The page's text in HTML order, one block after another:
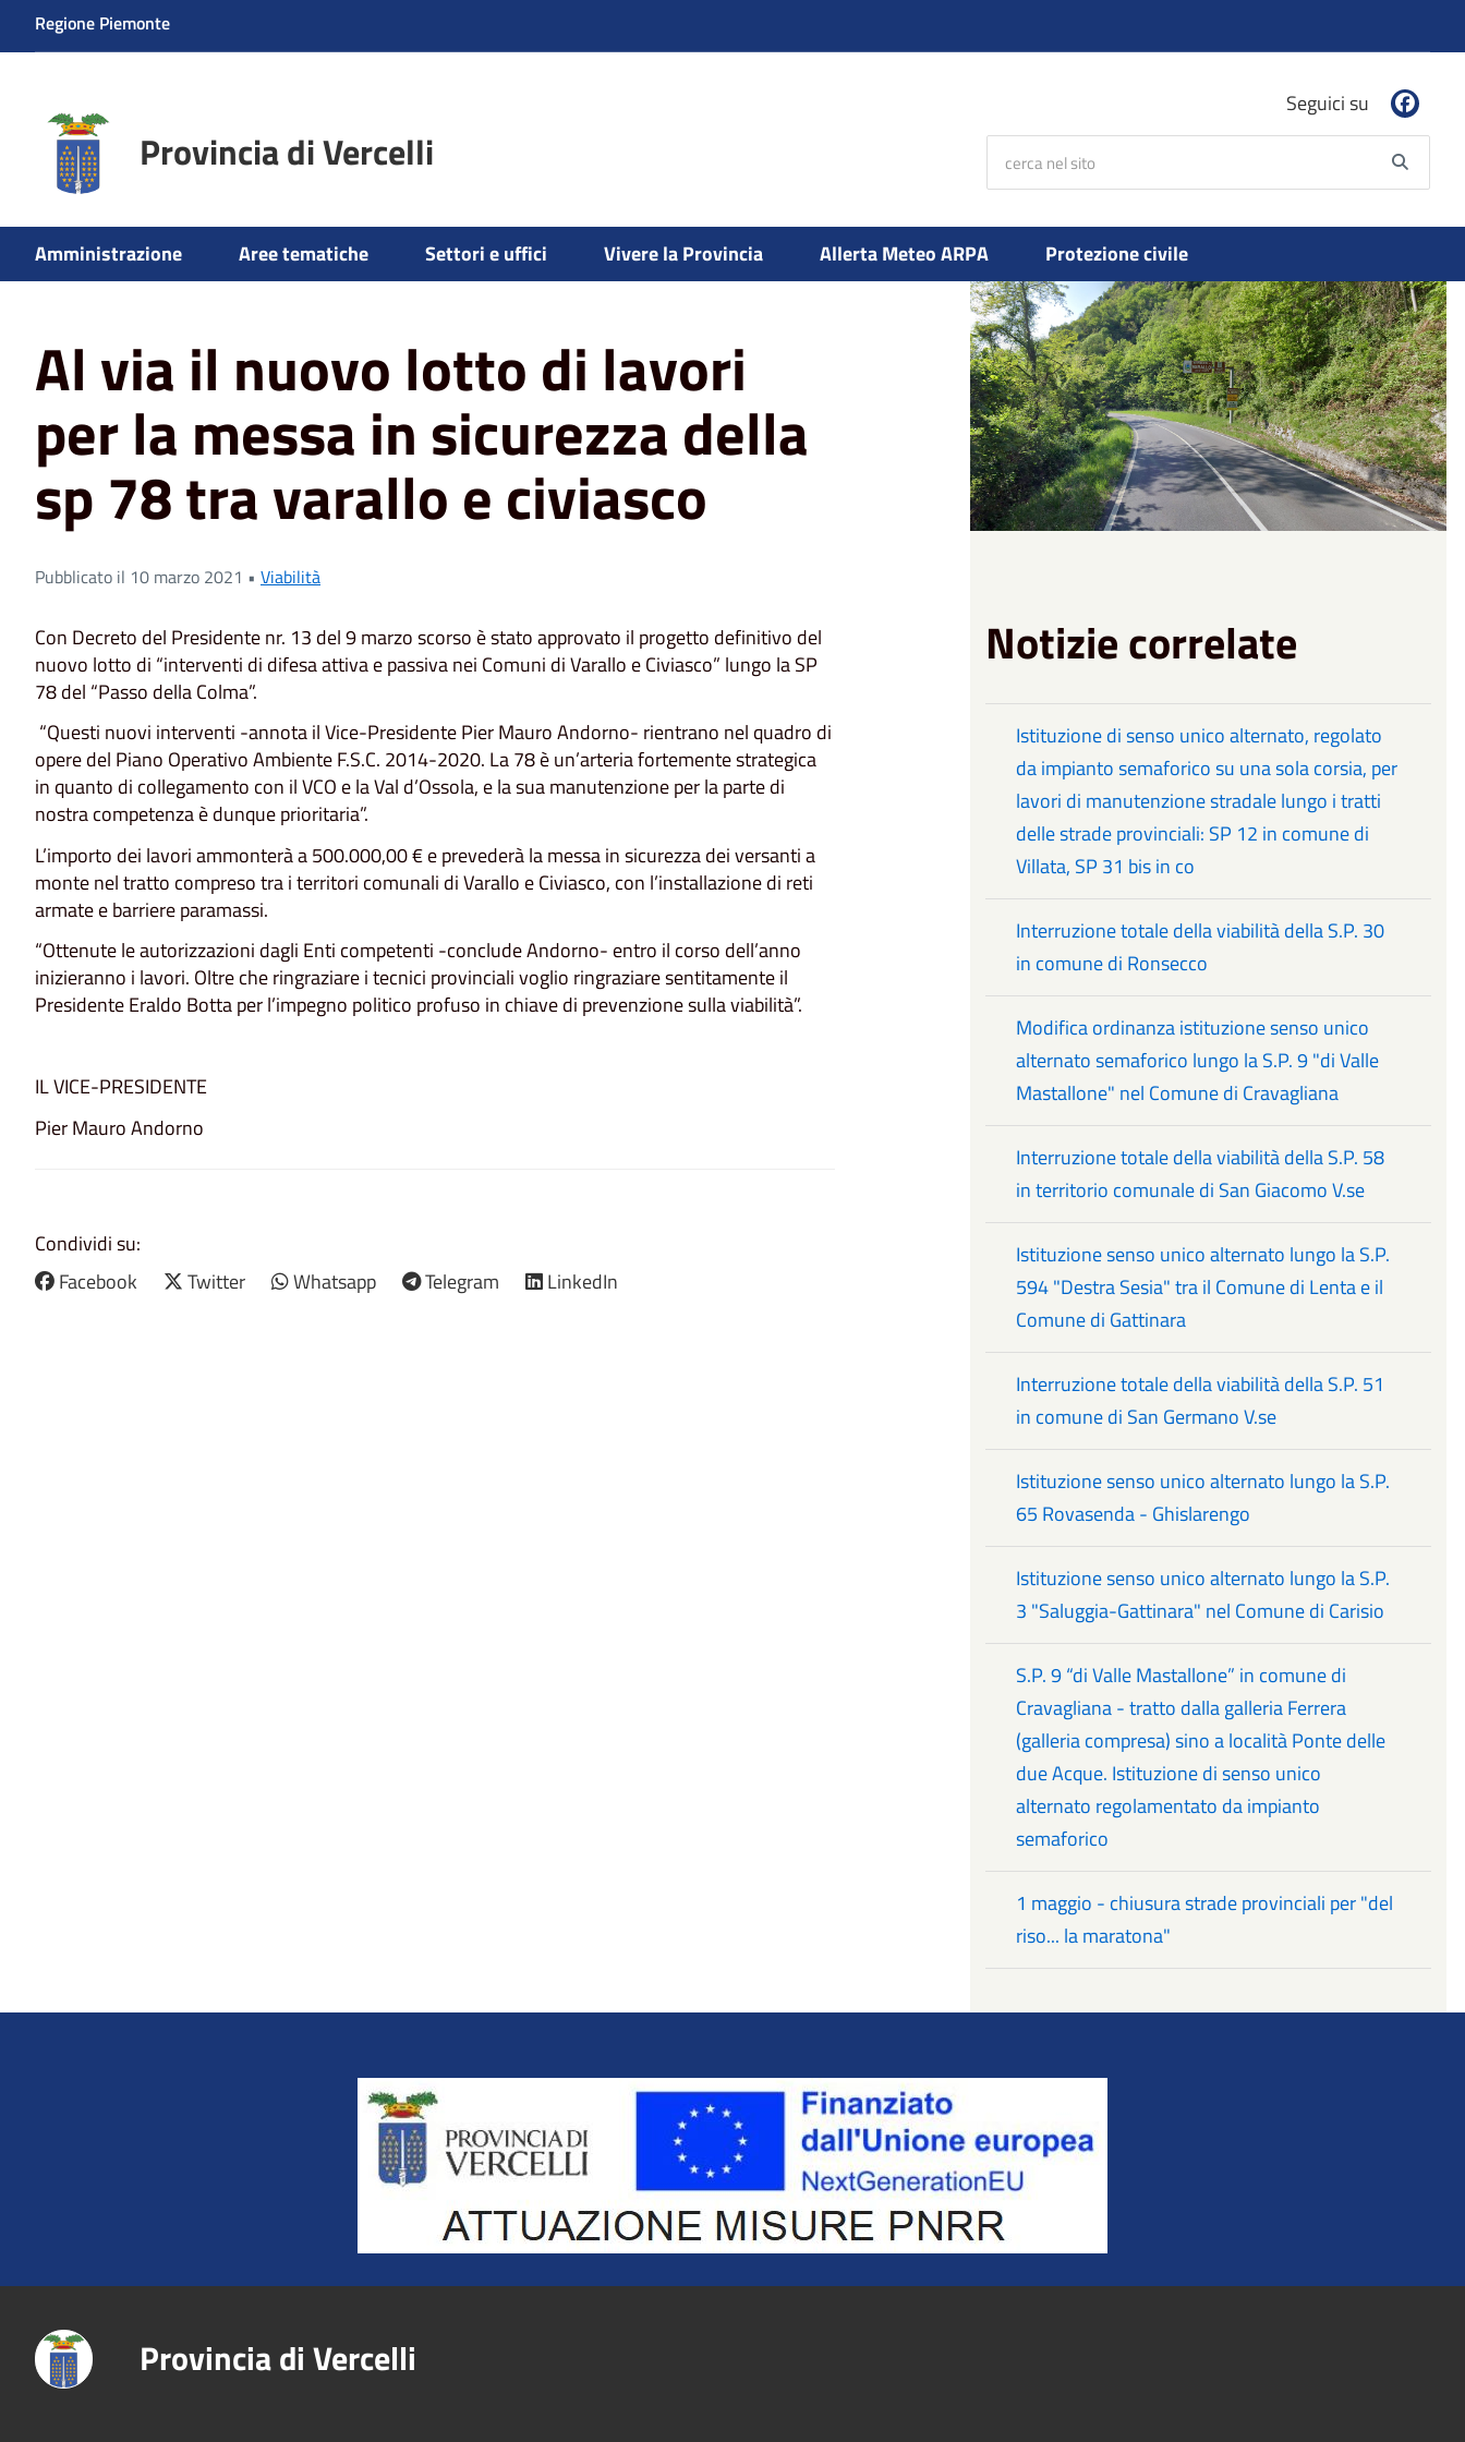
Regione Piemonte
Provincia di Vercelli
Seguici su
Amministrazione Aree tematiche Settori e uffici Vivere la Provincia Allerta Meteo ARPA Protezione civile
Home News Viabilità
Al via il nuovo lotto di lavori per la messa in sicurezza della sp 78 tra
Al via il nuovo lotto di lavori
per la messa in sicurezza della
sp 78 tra varallo e civiasco
Pubblicato il 10 marzo 2021 • Viabilità
Con Decreto del Presidente nr. 13 del 9 marzo scorso è stato approvato il progetto definitivo del
nuovo lotto di “interventi di difesa attiva e passiva nei Comuni di Varallo e Civiasco” lungo la SP
78 del “Passo della Colma”.
“Questi nuovi interventi -annota il Vice-Presidente Pier Mauro Andorno- rientrano nel quadro di
opere del Piano Operativo Ambiente F.S.C. 2014-2020. La 78 è un’arteria fortemente strategica
in quanto di collegamento con il VCO e la Val d’Ossola, e la sua manutenzione per la parte di
nostra competenza è dunque prioritaria”.
L’importo dei lavori ammonterà a 500.000,00 € e prevederà la messa in sicurezza dei versanti a
monte nel tratto compreso tra i territori comunali di Varallo e Civiasco, con l’installazione di reti
armate e barriere paramassi.
“Ottenute le autorizzazioni dagli Enti competenti -conclude Andorno- entro il corso dell’anno
inizieranno i lavori. Oltre che ringraziare i tecnici provinciali voglio ringraziare sentitamente il
Presidente Eraldo Botta per l’impegno politico profuso in chiave di prevenzione sulla viabilità”.
IL VICE-PRESIDENTE
Pier Mauro Andorno
Condividi su:
Facebook
Twitter Whatsapp Telegram LinkedIn
Notizie correlate
Istituzione di senso unico alternato, regolato
da impianto semaforico su una sola corsia, per
lavori di manutenzione stradale lungo i tratti
delle strade provinciali: SP 12 in comune di
Villata, SP 31 bis in co
Interruzione totale della viabilità della S.P. 30
in comune di Ronsecco
Modifica ordinanza istituzione senso unico
alternato semaforico lungo la S.P. 9 "di Valle
Mastallone" nel Comune di Cravagliana
Interruzione totale della viabilità della S.P. 58
in territorio comunale di San Giacomo V.se
Istituzione senso unico alternato lungo la S.P.
594 "Destra Sesia" tra il Comune di Lenta e il
Comune di Gattinara
Interruzione totale della viabilità della S.P. 51
in comune di San Germano V.se
Istituzione senso unico alternato lungo la S.P.
65 Rovasenda - Ghislarengo
Istituzione senso unico alternato lungo la S.P.
3 "Saluggia-Gattinara" nel Comune di Carisio
S.P. 9 “di Valle Mastallone” in comune di
Cravagliana - tratto dalla galleria Ferrera
(galleria compresa) sino a località Ponte delle
due Acque. Istituzione di senso unico
alternato regolamentato da impianto
semaforico
1 maggio - chiusura strade provinciali per "del
riso... la maratona"
Title
Provincia di Vercelli